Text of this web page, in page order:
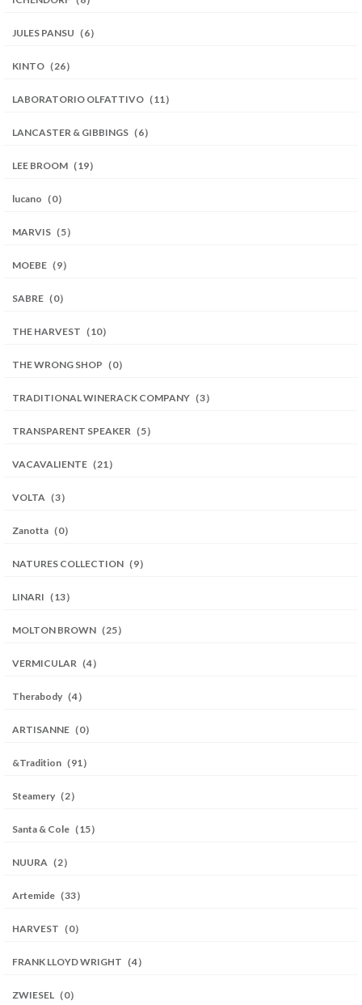
JULES PANSU（6）
KINTO（26）
LABORATORIO OLFATTIVO（11）
LANCASTER & GIBBINGS（6）
LEE BROOM（19）
lucano（0）
MARVIS（5）
MOEBE（9）
SABRE（0）
THE HARVEST（10）
THE WRONG SHOP（0）
TRADITIONAL WINERACK COMPANY（3）
TRANSPARENT SPEAKER（5）
VACAVALIENTE（21）
VOLTA（3）
Zanotta（0）
NATURES COLLECTION（9）
LINARI（13）
MOLTON BROWN（25）
VERMICULAR（4）
Therabody（4）
ARTISANNE（0）
&Tradition（91）
Steamery（2）
Santa & Cole（15）
NUURA（2）
Artemide（33）
HARVEST（0）
FRANK LLOYD WRIGHT（4）
ZWIESEL（0）